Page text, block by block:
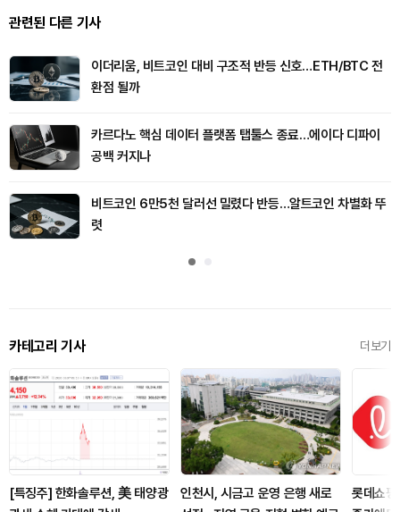
관련된 다른 기사
이더리움, 비트코인 대비 구조적 반등 신호…ETH/BTC 전
환점 될까
카르다노 핵심 데이터 플랫폼 탭툴스 종료…에이다 디파이
공백 커지나
비트코인 6만5천 달러선 밀렸다 반등…알트코인 차별화 뚜
렷
카테고리 기사 더보기
[특징주] 한화솔루션, 美 태양광
인천시, 시금고 운영 은행 새로
롯데쇼